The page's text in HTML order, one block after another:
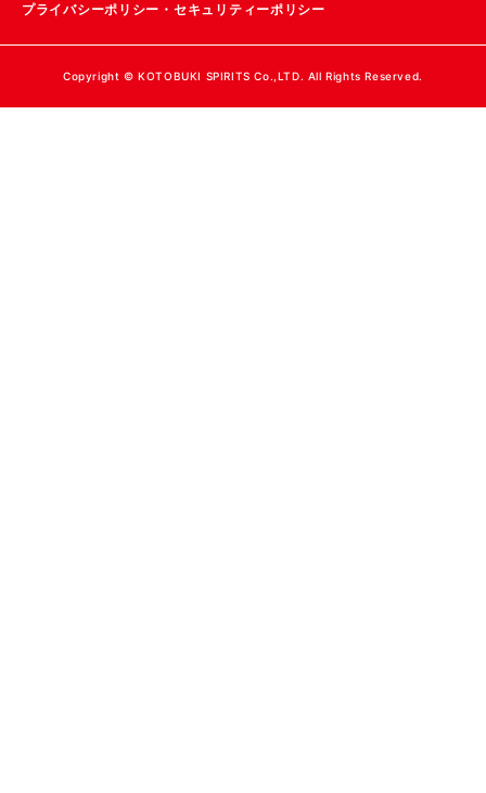
プライバシーポリシー・セキュリティーポリシー
Copyright © KOTOBUKI SPIRITS Co.,LTD. All Rights Reserved.